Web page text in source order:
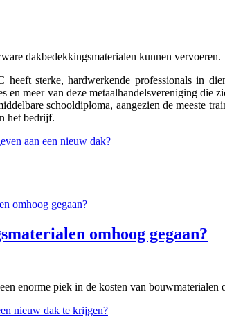
dakbedekkingsmaterialen kunnen vervoeren.
sterke, hardwerkende professionals in
en meer van deze metaalhandelsvereniging
schooldiploma, aangezien de meeste
het bedrijf.
aan een nieuw dak?
omhoog gegaan?
enorme piek in de kosten van